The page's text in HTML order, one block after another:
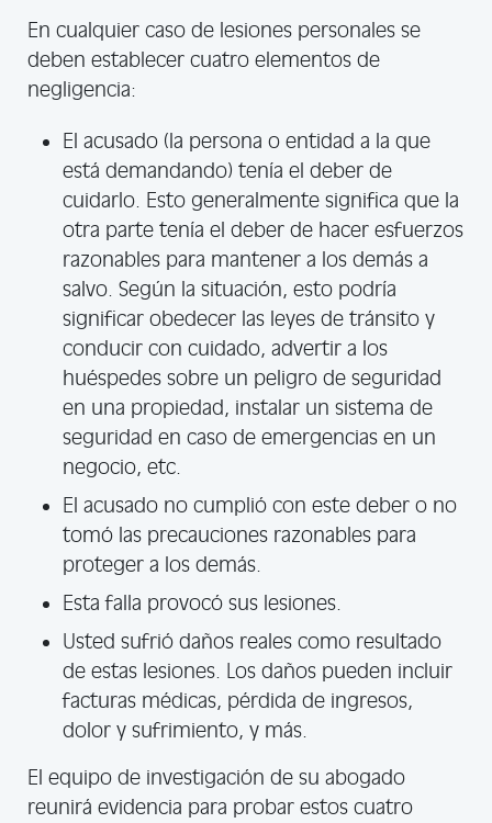
En cualquier caso de lesiones personales se
deben establecer cuatro elementos de
negligencia:
El acusado (la persona o entidad a la que
está demandando) tenía el deber de
cuidarlo. Esto generalmente significa que la
otra parte tenía el deber de hacer esfuerzos
razonables para mantener a los demás a
salvo. Según la situación, esto podría
significar obedecer las leyes de tránsito y
conducir con cuidado, advertir a los
huéspedes sobre un peligro de seguridad
en una propiedad, instalar un sistema de
seguridad en caso de emergencias en un
negocio, etc.
El acusado no cumplió con este deber o no
tomó las precauciones razonables para
proteger a los demás.
Esta falla provocó sus lesiones.
Usted sufrió daños reales como resultado
de estas lesiones. Los daños pueden incluir
facturas médicas, pérdida de ingresos,
dolor y sufrimiento, y más.
El equipo de investigación de su abogado
reunirá evidencia para probar estos cuatro